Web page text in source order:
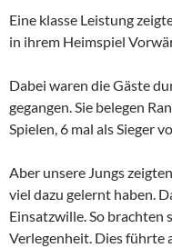
Eine klasse Leistung
in ihrem Heimspiel
Dabei waren die Gäste
gegangen. Sie belegen
Spielen, 6 mal als Sieger
Aber unsere Jungs
viel dazu gelernt haben.
Einsatzwille. So brachten
Verlegenheit. Dies führte